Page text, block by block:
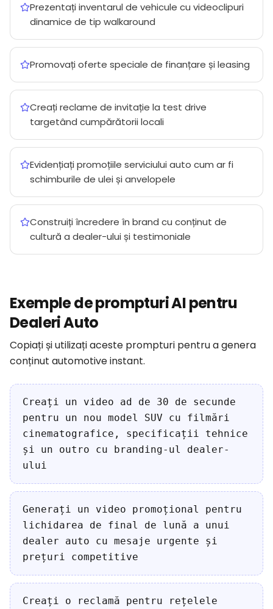
Prezentați inventarul de vehicule cu videoclipuri
dinamice de tip walkaround
Promovați oferte speciale de finanțare și leasing
Creați reclame de invitație la test drive
targetând cumpărătorii locali
Evidențiați promoțiile serviciului auto cum ar fi
schimburile de ulei și anvelopele
Construiți încredere în brand cu conținut de
cultură a dealer-ului și testimoniale
Exemple de prompturi AI pentru
Dealeri Auto
Copiați și utilizați aceste prompturi pentru a genera
conținut automotive instant.
Creați un video ad de 30 de secunde
pentru un nou model SUV cu filmări
cinematografice, specificații tehnice
și un outro cu branding-ul dealer-
ului
Generați un video promoțional pentru
lichidarea de final de lună a unui
dealer auto cu mesaje urgente și
prețuri competitive
Creați o reclamă pentru rețelele